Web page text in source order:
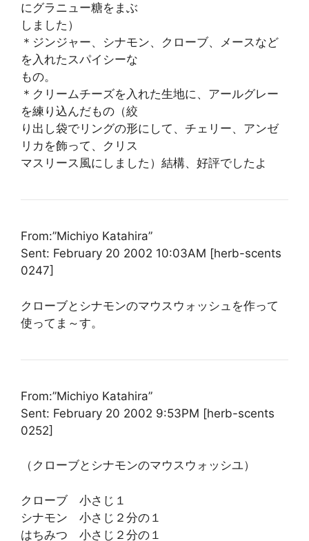
にグラニュー糖をまぶ
しました）
＊ジンジャー、シナモン、クローブ、メースなど
を入れたスパイシーな
もの。
＊クリームチーズを入れた生地に、アールグレー
を練り込んだもの（絞
り出し袋でリングの形にして、チェリー、アンゼ
リカを飾って、クリス
マスリース風にしました）結構、好評でしたよ
From:”Michiyo Katahira”
Sent: February 20 2002 10:03AM [herb-scents
0247]
クローブとシナモンのマウスウォッシュを作って
使ってま～す。
From:”Michiyo Katahira”
Sent: February 20 2002 9:53PM [herb-scents
0252]
（クローブとシナモンのマウスウォッシユ）
クローブ 小さじ１
シナモン 小さじ２分の１
はちみつ 小さじ２分の１